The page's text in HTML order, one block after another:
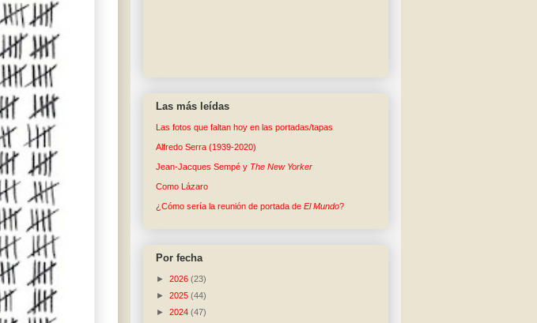
Las más leídas
Las fotos que faltan hoy en las portadas/tapas
Alfredo Serra (1939-2020)
Jean-Jacques Sempé y The New Yorker
Como Lázaro
¿Cómo sería la reunión de portada de El Mundo?
Por fecha
► 2026 (23)
► 2025 (44)
► 2024 (47)